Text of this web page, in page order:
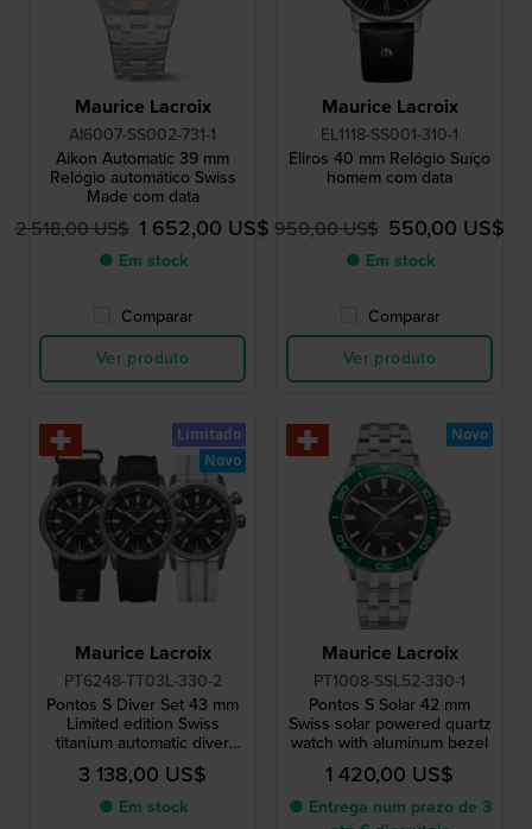
Maurice Lacroix
AI6007-SS002-731-1
Aikon Automatic 39 mm
Relógio automático Swiss
Made com data
2 518,00 US$ 1 652,00 US$
● Em stock
Comparar
Ver produto
Maurice Lacroix
EL1118-SS001-310-1
Eliros 40 mm Relógio Suíço
homem com data
950,00 US$ 550,00 US$
● Em stock
Comparar
Ver produto
Maurice Lacroix
PT6248-TT03L-330-2
Pontos S Diver Set 43 mm
Limited edition Swiss
titanium automatic diver
with two extra straps
3 138,00 US$
● Em stock
Limitado
Novo
Maurice Lacroix
PT1008-SSL52-330-1
Pontos S Solar 42 mm
Swiss solar powered quartz
watch with aluminum bezel
1 420,00 US$
● Entrega num prazo de 3
Novo